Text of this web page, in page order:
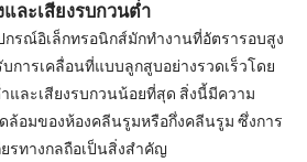
ละเสียงรบกวนต่ำ
รณ์อิเล็กทรอนิกส์มักทำงานที่อัตรารอบสูง
บการเคลื่อนที่แบบลูกสูบอย่างรวดเร็วโดย
และเสียงรบกวนน้อยที่สุด สิ่งนี้มีความ
ล้อมของห้องคลีนรูมหรือกึ่งคลีนรูม ซึ่งการ
รทางกลถือเป็นสิ่งสำคัญ